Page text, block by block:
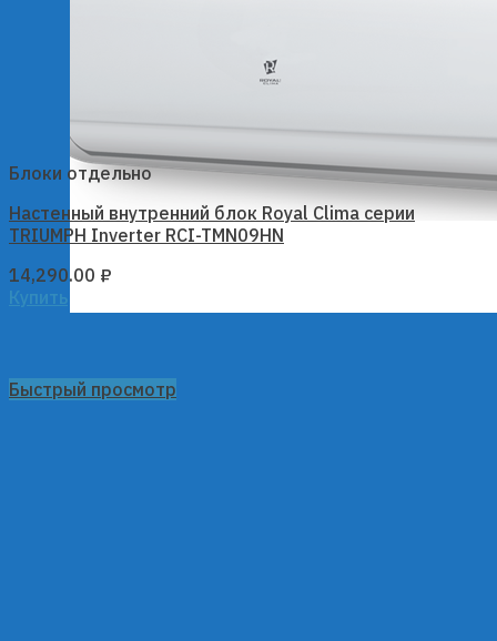
Быстрый просмотр
Блоки отдельно
Настенный внутренний блок Royal Clima серии
TRIUMPH Inverter RCI-TMN09HN
14,290.00 ₽
Купить